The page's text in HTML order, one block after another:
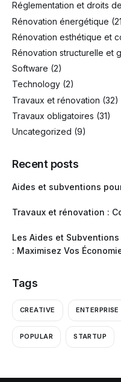
Réglementation et droits
Rénovation énergétique
Rénovation esthétique et
Rénovation structurelle et
Software (2)
Technology (2)
Travaux et rénovation (32)
Travaux obligatoires (31)
Uncategorized (9)
Recent posts
Aides et subventions
Travaux et rénovation :
Les Aides et
: Maximisez Vos
Tags
CREATIVE ENTERPRISE
POPULAR STARTUP